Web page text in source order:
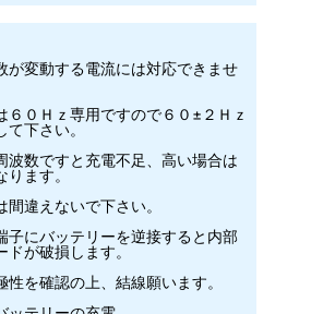
が変動する電流には対応できませ
０Ｈｚ専用ですので６０±２Ｈｚ
て下さい。
数ですと充電不足、高い場合は
ます。
間違えないで下さい。
にバッテリーを逆接すると内部
ドが破損します。
を確認の上、結線願います。